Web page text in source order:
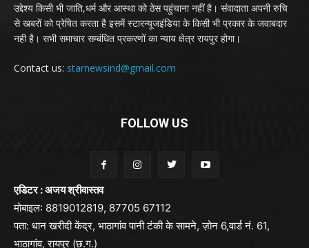
उद्देश्य किसी भी जाति,धर्म और आस्था को ठेस पहुंचाना नहीं है। संवादाता अपनी रुचि
से खबरों को प्रेषित करता है इसमें स्टारन्यूजइंडिया के किसी भी प्रकार के जवाबदार
नही है। सभी समाचार सम्बंधित प्रकरणों का न्याय क्षेत्र रायपुर होगा।
Contact us: starnewsind@gmail.com
FOLLOW US
एडिटर : अजय श्रीवास्तव
मोबाइल: 8819012819, 87705 67112
पता: धान खरीदी केंद्र, भाठागांव पानी टंकी के सामने, ज़ोन 6,वार्ड नं. 61,
भाठागांव, रायपुर (छ.ग.)